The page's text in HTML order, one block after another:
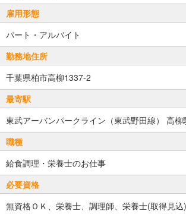
雇用形態
パート・アルバイト
勤務地住所
千葉県柏市高柳1337-2
最寄駅
東武アーバンパークライン（東武野田線） 高柳
職種
給食調理・栄養士のお仕事
必要資格
無資格ＯＫ、栄養士、調理師、栄養士(取得見